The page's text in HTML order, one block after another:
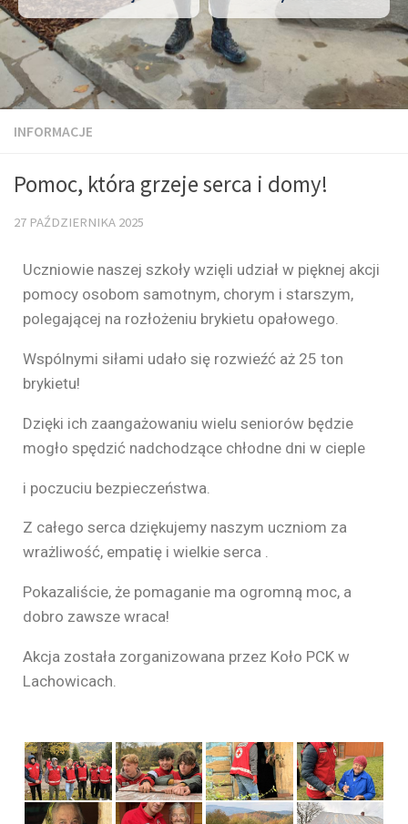
INFORMACJE
Pomoc, która grzeje serca i domy!
27 PAŹDZIERNIKA 2025
Uczniowie naszej szkoły wzięli udział w pięknej akcji
pomocy osobom samotnym, chorym i starszym,
polegającej na rozłożeniu brykietu opałowego.
Wspólnymi siłami udało się rozwieźć aż 25 ton
brykietu!
Dzięki ich zaangażowaniu wielu seniorów będzie
mogło spędzić nadchodzące chłodne dni w cieple
i poczuciu bezpieczeństwa.
Z całego serca dziękujemy naszym uczniom za
wrażliwość, empatię i wielkie serca .
Pokazaliście, że pomaganie ma ogromną moc, a
dobro zawsze wraca!
Akcja została zorganizowana przez Koło PCK w
Lachowicach.